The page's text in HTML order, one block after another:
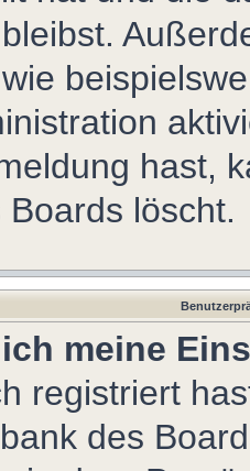
hast,
löscht.
meine
registriert
des